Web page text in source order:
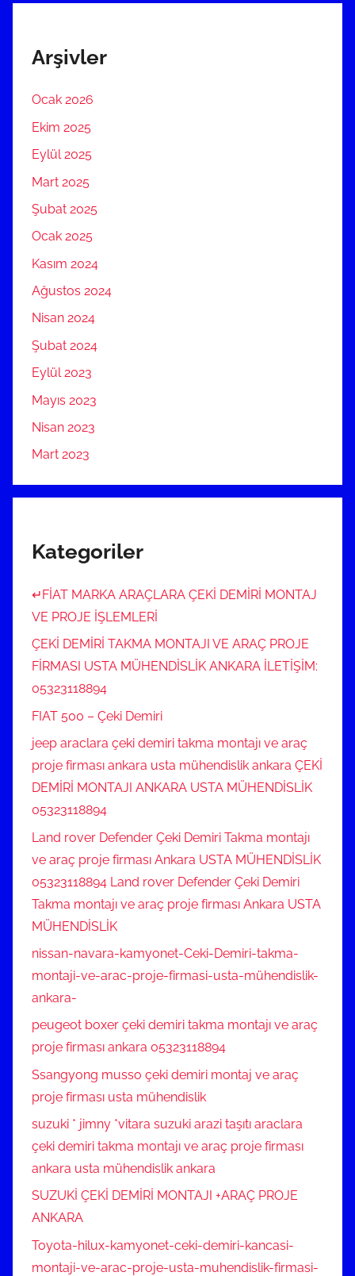
Arşivler
Ocak 2026
Ekim 2025
Eylül 2025
Mart 2025
Şubat 2025
Ocak 2025
Kasım 2024
Ağustos 2024
Nisan 2024
Şubat 2024
Eylül 2023
Mayıs 2023
Nisan 2023
Mart 2023
Kategoriler
↵FİAT MARKA ARAÇLARA ÇEKİ DEMİRİ MONTAJ
VE PROJE İŞLEMLERİ
ÇEKİ DEMİRİ TAKMA MONTAJI VE ARAÇ PROJE
FİRMASI USTA MÜHENDİSLİK ANKARA İLETİŞİM:
05323118894
FIAT 500 – Çeki Demiri
jeep araclara çeki demiri takma montajı ve araç
proje firması ankara usta mühendislik ankara ÇEKİ
DEMİRİ MONTAJI ANKARA USTA MÜHENDİSLİK
05323118894
Land rover Defender Çeki Demiri Takma montajı
ve araç proje firması Ankara USTA MÜHENDİSLİK
05323118894 Land rover Defender Çeki Demiri
Takma montajı ve araç proje firması Ankara USTA
MÜHENDİSLİK
nissan-navara-kamyonet-Ceki-Demiri-takma-
montaji-ve-arac-proje-firmasi-usta-mühendislik-
ankara-
peugeot boxer çeki demiri takma montajı ve araç
proje firması ankara 05323118894
Ssangyong musso çeki demiri montaj ve araç
proje firması usta mühendislik
suzuki * jimny *vitara suzuki arazi taşıtı araclara
çeki demiri takma montajı ve araç proje firması
ankara usta mühendislik ankara
SUZUKİ ÇEKİ DEMİRİ MONTAJI +ARAÇ PROJE
ANKARA
Toyota-hilux-kamyonet-ceki-demiri-kancasi-
montaji-ve-arac-proje-usta-muhendislik-firmasi-